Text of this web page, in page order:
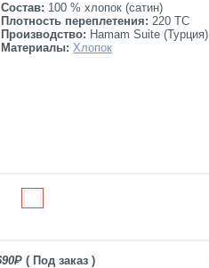
Состав: 100 % хлопок (сатин)
Плотность переплетения: 220 ТС
Производство: Hamam Suite (Турция)
Материалы: Хлопок
( Под заказ )